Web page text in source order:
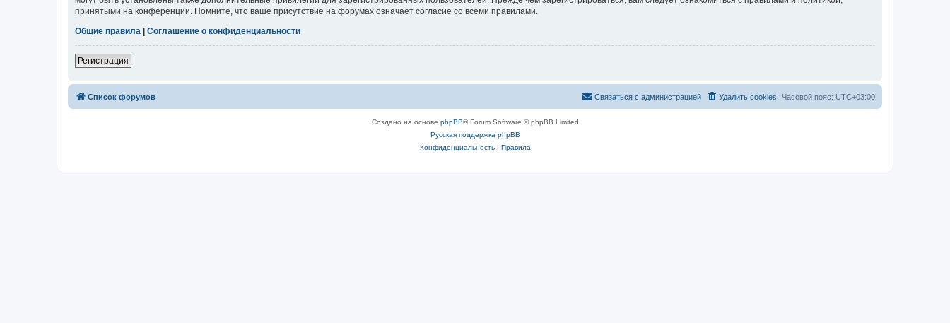
принятыми на конференции. Помните, что ваше присутствие на форумах означает согласие со всеми правилами.
Общие правила | Соглашение о конфиденциальности
Регистрация
Список форумов Часовой пояс: UTC+03:00
Удалить cookies
Связаться с администрацией
Создано на основе phpBB® Forum Software © phpBB Limited
Русская поддержка phpBB
Конфиденциальность| Правила